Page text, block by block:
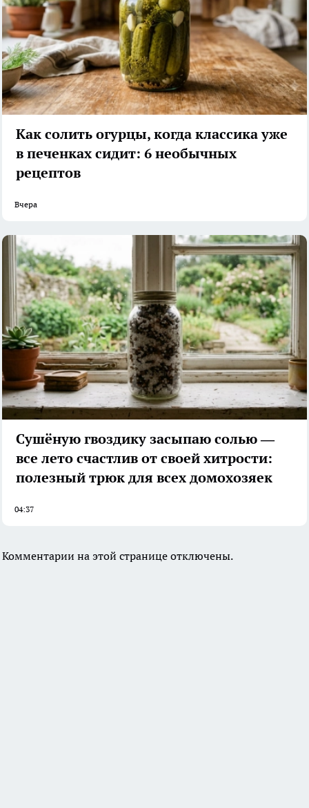
Как солить огурцы, когда классика уже
в печенках сидит: 6 необычных
рецептов
Вчера
Сушёную гвоздику засыпаю солью —
все лето счастлив от своей хитрости:
полезный трюк для всех домохозяек
04:37
Комментарии на этой странице отключены.